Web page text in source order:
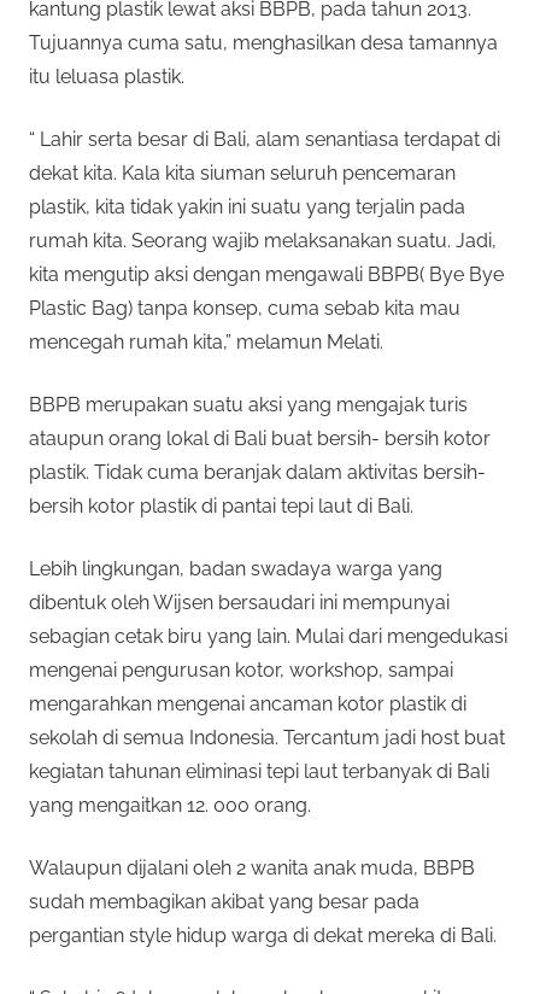
kantung plastik lewat aksi BBPB, pada tahun 2013.
Tujuannya cuma satu, menghasilkan desa tamannya
itu leluasa plastik.
“ Lahir serta besar di Bali, alam senantiasa terdapat di
dekat kita. Kala kita siuman seluruh pencemaran
plastik, kita tidak yakin ini suatu yang terjalin pada
rumah kita. Seorang wajib melaksanakan suatu. Jadi,
kita mengutip aksi dengan mengawali BBPB( Bye Bye
Plastic Bag) tanpa konsep, cuma sebab kita mau
mencegah rumah kita,” melamun Melati.
BBPB merupakan suatu aksi yang mengajak turis
ataupun orang lokal di Bali buat bersih- bersih kotor
plastik. Tidak cuma beranjak dalam aktivitas bersih-
bersih kotor plastik di pantai tepi laut di Bali.
Lebih lingkungan, badan swadaya warga yang
dibentuk oleh Wijsen bersaudari ini mempunyai
sebagian cetak biru yang lain. Mulai dari mengedukasi
mengenai pengurusan kotor, workshop, sampai
mengarahkan mengenai ancaman kotor plastik di
sekolah di semua Indonesia. Tercantum jadi host buat
kegiatan tahunan eliminasi tepi laut terbanyak di Bali
yang mengaitkan 12. 000 orang.
Walaupun dijalani oleh 2 wanita anak muda, BBPB
sudah membagikan akibat yang besar pada
pergantian style hidup warga di dekat mereka di Bali.